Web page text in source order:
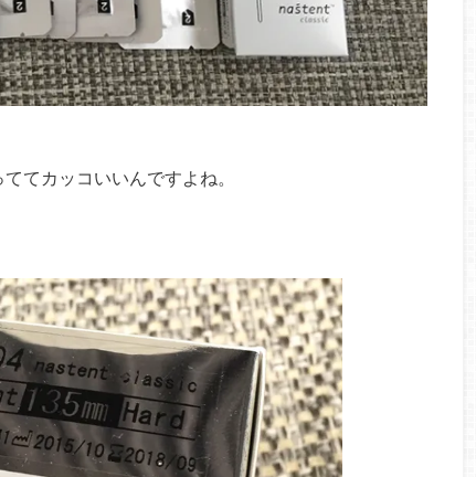
てカッコいいんですよね。